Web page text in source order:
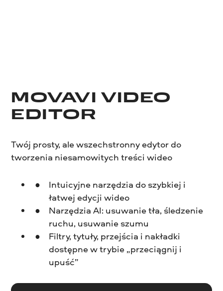
MOVAVI VIDEO
EDITOR
Twój prosty, ale wszechstronny edytor do
tworzenia niesamowitych treści wideo
Intuicyjne narzędzia do szybkiej i
łatwej edycji wideo
Narzędzia AI: usuwanie tła, śledzenie
ruchu, usuwanie szumu
Filtry, tytuły, przejścia i nakładki
dostępne w trybie „przeciągnij i
upuść”